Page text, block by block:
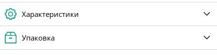
Характеристики
Упаковка